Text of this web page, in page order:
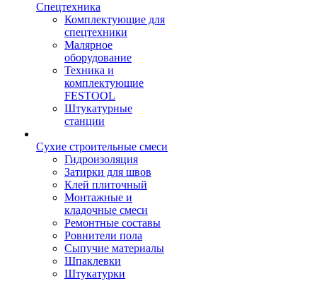
Спецтехника
Комплектующие для
спецтехники
Малярное
оборудование
Техника и
комплектующие
FESTOOL
Штукатурные
станции
Сухие строительные смеси
Гидроизоляция
Затирки для швов
Клей плиточный
Монтажные и
кладочные смеси
Ремонтные составы
Ровнители пола
Сыпучие материалы
Шпаклевки
Штукатурки